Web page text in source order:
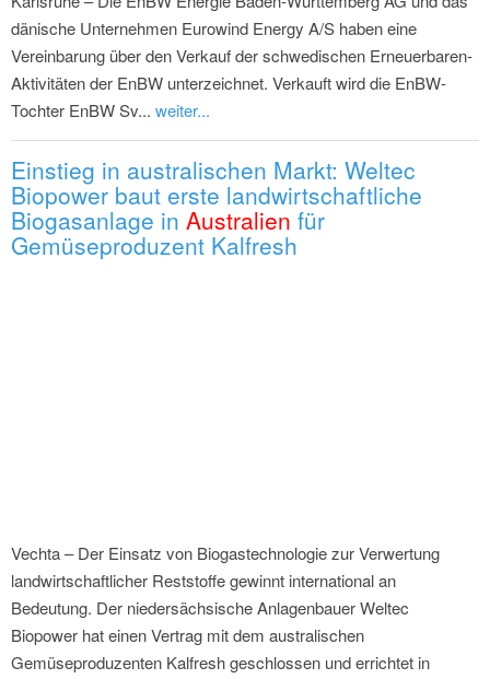
dänische Unternehmen Eurowind Energy A/S haben eine
Vereinbarung über den Verkauf der schwedischen Erneuerbaren-
Aktivitäten der EnBW unterzeichnet. Verkauft wird die EnBW-
Tochter EnBW Sv... weiter...
Einstieg in australischen Markt: Weltec
Biopower baut erste landwirtschaftliche
Biogasanlage in Australien für
Gemüseproduzent Kalfresh
Vechta – Der Einsatz von Biogastechnologie zur Verwertung
landwirtschaftlicher Reststoffe gewinnt international an
Bedeutung. Der niedersächsische Anlagenbauer Weltec
Biopower hat einen Vertrag mit dem australischen
Gemüseproduzenten Kalfresh geschlossen und errichtet in